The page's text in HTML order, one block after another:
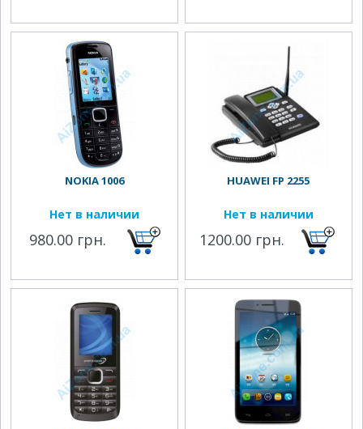
NOKIA 1006
Нет в наличии
980.00 грн.
HUAWEI FP 2255
Нет в наличии
1200.00 грн.